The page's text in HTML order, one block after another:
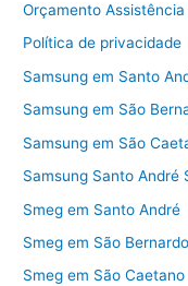
Orçamento
Política de privacidade
Samsung em Santo
Samsung em São
Samsung em São
Samsung Santo André
Smeg em Santo André
Smeg em São
Smeg em São